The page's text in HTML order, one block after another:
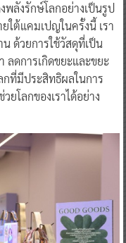
พลังรักษ์โลกอย่างเป็นรูป
ใต้แคมเปญในครั้งนี้ เรา
ด้วยการใช้วัสดุที่เป็น
ลดการเกิดขยะและขยะ
ที่มีประสิทธิผลในการ
โลกของเราได้อย่าง